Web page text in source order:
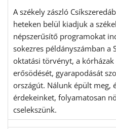
A székely zászló
heteken belül kiadjuk a
népszerűsítő programokat
sokezres példányszámban a
oktatási törvényt, a
erősödését, gyarapodását
országút. Nálunk épült meg,
érdekeinket, folyamatosan
cselekszünk.